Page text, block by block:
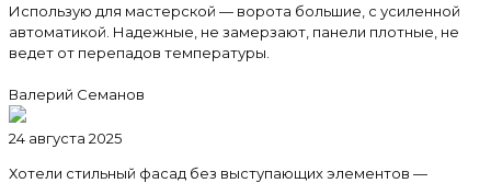
Использую для мастерской — ворота большие, с усиленной
автоматикой. Надежные, не замерзают, панели плотные, не
ведет от перепадов температуры.
Валерий Семанов
24 августа 2025
Хотели стильный фасад без выступающих элементов —